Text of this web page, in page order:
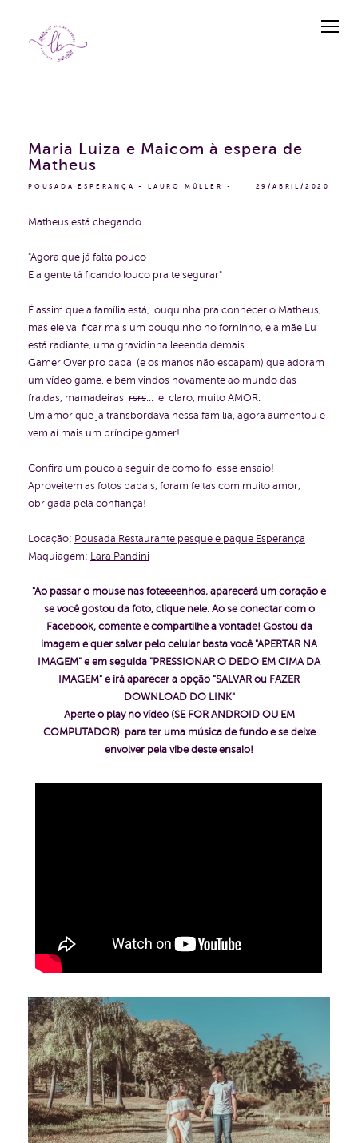
POUSADA ESPERANÇA - LAURO MÜLLER 29/ABRIL/2020
Maria Luiza e Maicom à espera de
Matheus
Matheus está chegando...
"Agora que já falta pouco
E a gente tá ficando louco pra te segurar"
É assim que a família está, louquinha pra conhecer o Matheus,
mas ele vai ficar mais um pouquinho no forninho, e a mãe Lu
está radiante, uma gravidinha leeenda demais.
Gamer Over pro papai (e os manos não escapam) que adoram
um vídeo game, e bem vindos novamente ao mundo das
fraldas, mamadeiras rsrs... e claro, muito AMOR.
Um amor que já transbordava nessa família, agora aumentou e
vem aí mais um príncipe gamer!
Confira um pouco a seguir de como foi esse ensaio!
Aproveitem as fotos papais, foram feitas com muito amor,
obrigada pela confiança!
Locação: Pousada Restaurante pesque e pague Esperança
Maquiagem: Lara Pandini
"Ao passar o mouse nas foteeeenhos, aparecerá um coração e
se você gostou da foto, clique nele. Ao se conectar com o
Facebook, comente e compartilhe a vontade! Gostou da
imagem e quer salvar pelo celular basta você "APERTAR NA
IMAGEM" e em seguida "PRESSIONAR O DEDO EM CIMA DA
IMAGEM" e irá aparecer a opção "SALVAR ou FAZER
DOWNLOAD DO LINK"
Aperte o play no vídeo (SE FOR ANDROID OU EM
COMPUTADOR) para ter uma música de fundo e se deixe
envolver pela vibe deste ensaio!